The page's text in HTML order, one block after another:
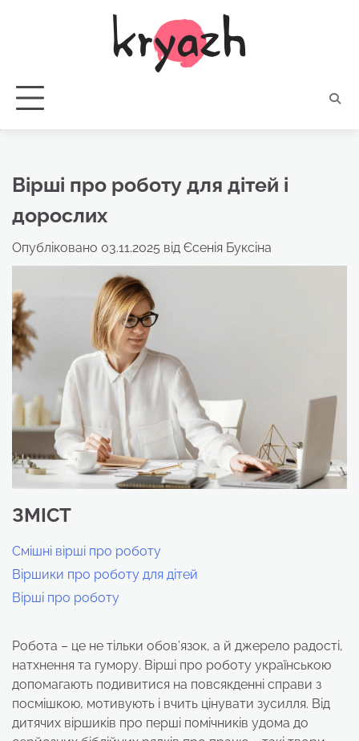
Вірші про роботу для дітей і
дорослих
Опубліковано 03.11.2025 від Єсенія Буксіна
ЗМІСТ
Смішні вірші про роботу
Віршики про роботу для дітей
Вірші про роботу
Робота – це не тільки обов’язок, а й джерело радості,
натхнення та гумору. Вірші про роботу українською
допомагають подивитися на повсякденні справи з
посмішкою, мотивують і вчить цінувати зусилля. Від
дитячих віршиків про перші помічників удома до